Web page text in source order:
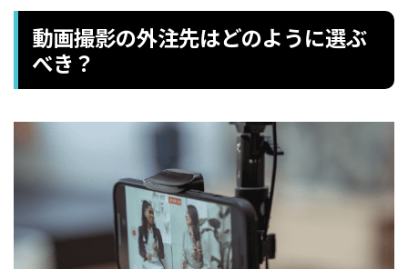
動画撮影の外注先はどのように選ぶ
べき？